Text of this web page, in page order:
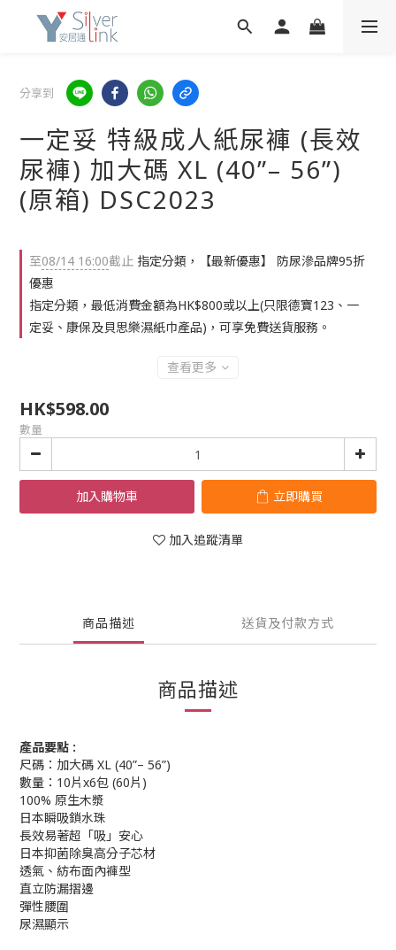
分享到
一定妥 特級成人紙尿褲 (長效
尿褲) 加大碼 XL (40”– 56”)
(原箱) DSC2023
至08/14 16:00截止 指定分類，【最新優惠】 防尿滲品牌95折
優惠
指定分類，最低消費金額為HK$800或以上(只限德寶123、一
定妥、康保及貝思樂濕紙巾產品)，可享免費送貨服務。
查看更多
HK$598.00
數量
加入購物車 立即購買
加入追蹤清單
商品描述 送貨及付款方式
商品描述
產品要點 :
尺碼：加大碼 XL (40”– 56”)
數量：10片x6包 (60片)
100% 原生木漿
日本瞬吸鎖水珠
長效易著超「吸」安心
日本抑菌除臭高分子芯材
透氣、紡布面內褲型
直立防漏摺邊
彈性腰圍
尿濕顯示